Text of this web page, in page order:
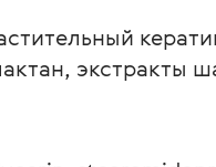
экстракты